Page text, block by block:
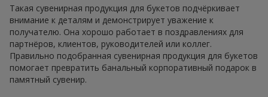
Такая сувенирная продукция для букетов подчёркивает
внимание к деталям и демонстрирует уважение к
получателю. Она хорошо работает в поздравлениях для
партнёров, клиентов, руководителей или коллег.
Правильно подобранная сувенирная продукция для букетов
помогает превратить банальный корпоративный подарок в
памятный сувенир.